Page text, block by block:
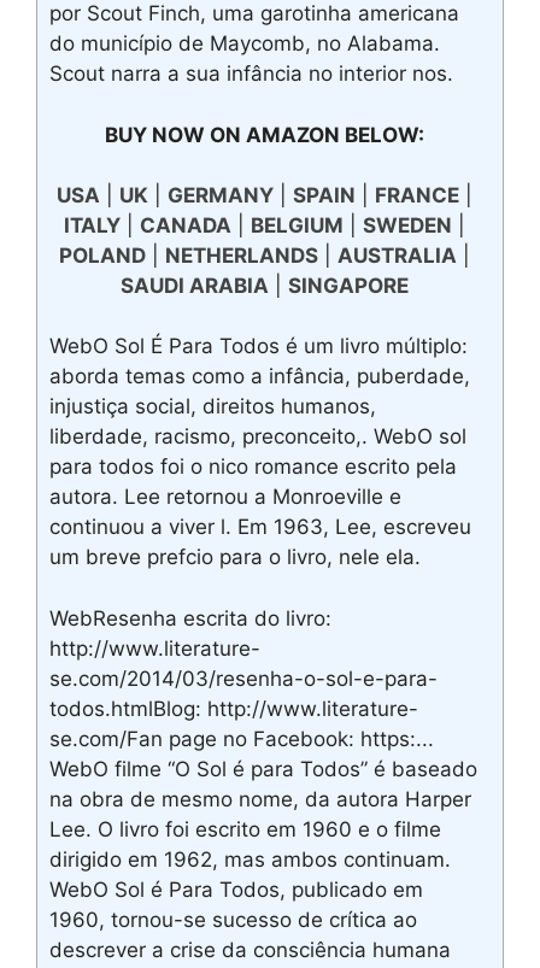
por Scout Finch, uma garotinha americana
do município de Maycomb, no Alabama.
Scout narra a sua infância no interior nos.
BUY NOW ON AMAZON BELOW:
USA UK GERMANY| SPAIN FRANCE|
ITALY| CANADA BELGIUM SWEDEN
POLAND| NETHERLANDS| AUSTRALIA
SAUDI ARABIA
SINGAPORE
WebO Sol É Para Todos é um livro múltiplo:
aborda temas como a infância, puberdade,
injustiça social, direitos humanos,
liberdade, racismo, preconceito,. WebO sol
para todos foi o nico romance escrito pela
autora. Lee retornou a Monroeville e
continuou a viver l. Em 1963, Lee, escreveu
um breve prefcio para o livro, nele ela.
WebResenha escrita do livro:
http://www.literature-
se.com/2014/03/resenha-o-sol-e-para-
todos.htmlBlog: http://www.literature-
se.com/Fan page no Facebook: https:...
WebO filme “O Sol é para Todos” é baseado
na obra de mesmo nome, da autora Harper
Lee. O livro foi escrito em 1960 e o filme
dirigido em 1962, mas ambos continuam.
WebO Sol é Para Todos, publicado em
1960, tornou-se sucesso de crítica ao
descrever a crise da consciência humana